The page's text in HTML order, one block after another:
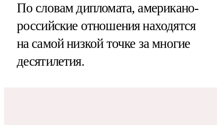
По словам дипломата, американо-
российские отношения находятся
на самой низкой точке за многие
десятилетия.